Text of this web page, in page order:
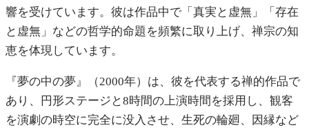
響を受けています。彼は作品中で「真実と虚無」「存在
と虚無」などの哲学的命題を頻繁に取り上げ、禅宗の知
恵を体現しています。
『夢の中の夢』（2000年）は、彼を代表する禅的作品で
あり、円形ステージと8時間の上演時間を採用し、観客
を演劇の時空に完全に没入させ、生死の輪廻、因縁など